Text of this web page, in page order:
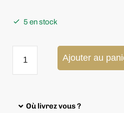
5 en stock
Ajouter au
Où livrez vous ?